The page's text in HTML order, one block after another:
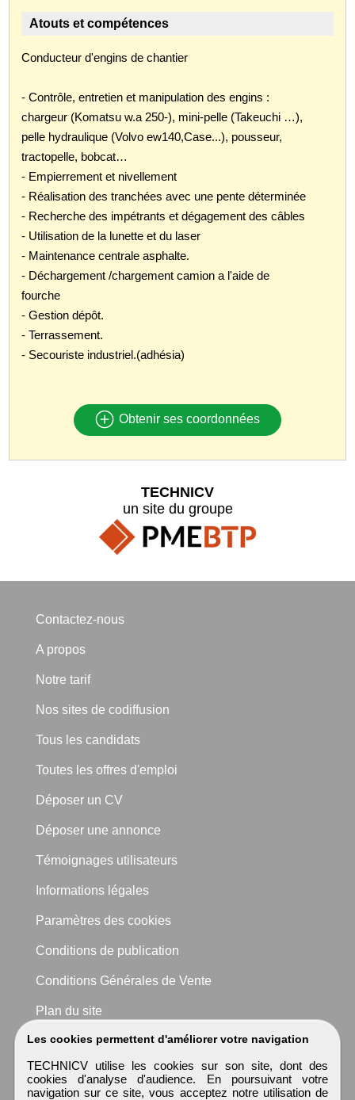
Atouts et compétences
Conducteur d'engins de chantier
- Contrôle, entretien et manipulation des engins :
chargeur (Komatsu w.a 250-), mini-pelle (Takeuchi …),
pelle hydraulique (Volvo ew140,Case...), pousseur,
tractopelle, bobcat…
- Empierrement et nivellement
- Réalisation des tranchées avec une pente déterminée
- Recherche des impétrants et dégagement des câbles
- Utilisation de la lunette et du laser
- Maintenance centrale asphalte.
- Déchargement /chargement camion a l'aide de
fourche
- Gestion dépôt.
- Terrassement.
- Secouriste industriel.(adhésia)
Obtenir ses coordonnées
Les cookies permettent d'améliorer votre navigation
TECHNICV utilise les cookies sur son site, dont des
cookies d'analyse d'audience. En poursuivant votre
navigation sur ce site, vous acceptez notre utilisation de
TECHNICV
un site du groupe
Contactez-nous
A propos
Notre tarif
Nos sites de codiffusion
Tous les candidats
Toutes les offres d'emploi
Déposer un CV
Déposer une annonce
Témoignages utilisateurs
Informations légales
Paramètres des cookies
Conditions de publication
Conditions Générales de Vente
Plan du site